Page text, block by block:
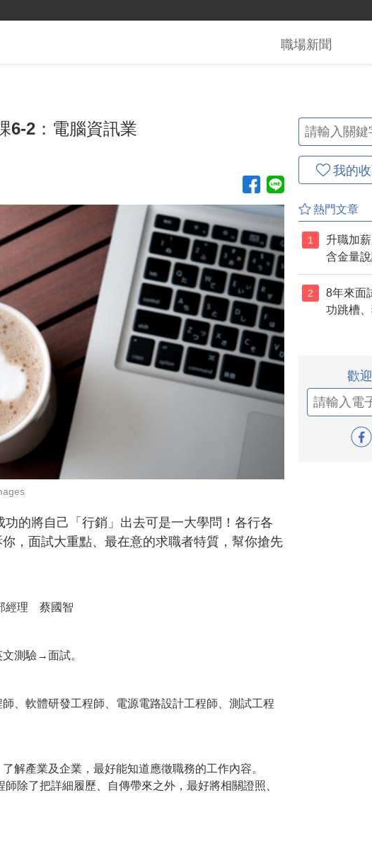
職場新聞
6-2：電腦資訊業
的將自己「行銷」出去可是一大學問！各行各
，面試大重點、最在意的求職者特質，幫你搶先
經理 蔡國智
測驗→面試。
、軟體研發工程師、電源電路設計工程師、測試工程
解產業及企業，最好能知道應徵職務的工作內容。
除了把詳細履歷、自傳帶來之外，最好將相關證照、
我的
熱門文章
1
升職加
含金量說
2
8年來面
功跳槽
歡